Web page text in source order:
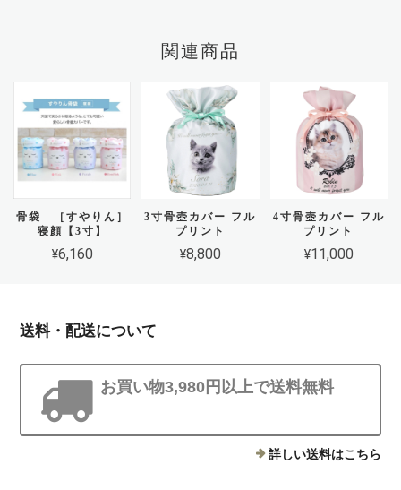
関連商品
骨袋 ［すやりん］
寝顔【3寸】
¥6,160
3寸骨壺カバー フル
プリント
¥8,800
4寸骨壺カバー フル
プリント
¥11,000
送料・配送について
お買い物3,980円以上で送料無料
詳しい送料はこちら